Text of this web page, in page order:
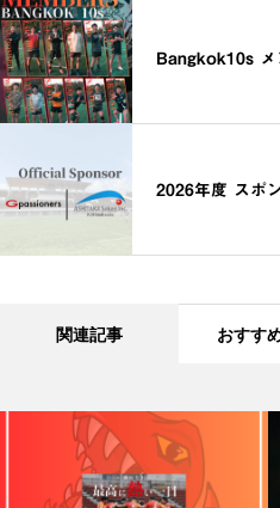
Bangkok10s メ
2026年度 スポ
関連記事 おすす